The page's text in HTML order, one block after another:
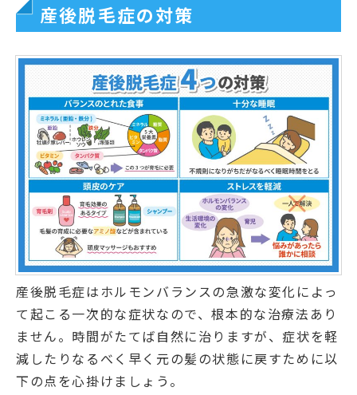
産後脱毛症の対策
産後脱毛症はホルモンバランスの急激な変化によっ
て起こる一次的な症状なので、根本的な治療法あり
ません。時間がたてば自然に治りますが、症状を軽
減したりなるべく早く元の髪の状態に戻すために以
下の点を心掛けましょう。